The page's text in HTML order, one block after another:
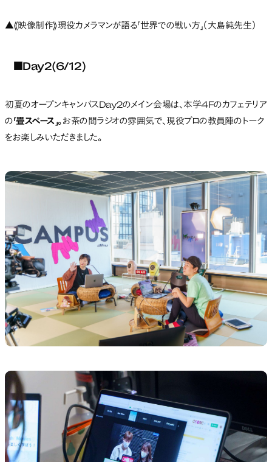
▲《映像制作》現役カメラマンが語る「世界での戦い方」（大島純先生）
■Day2(6/12)
初夏のオープンキャンパスDay2のメイン会場は、本学4Fのカフェテリア
の「畳スペース」。お茶の間ラジオの雰囲気で、現役プロの教員陣のトーク
をお楽しみいただきました。